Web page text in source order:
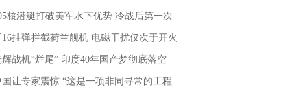
核潜艇打破美军水下优势 冷战后第一次
16挂弹拦截荷兰舰机 电磁干扰仅次于开火
辉战机“烂尾” 印度40年国产梦彻底落空
国让专家震惊 “这是一项非同寻常的工程